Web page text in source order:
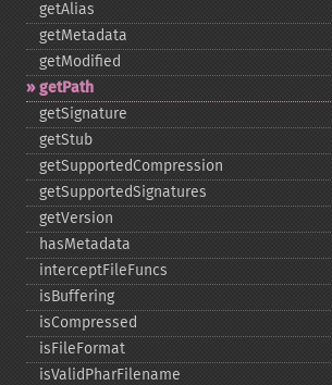
getAlias
getMetadata
getModified
getPath
getSignature
getStub
getSupportedCompression
getSupportedSignatures
getVersion
hasMetadata
interceptFileFuncs
isBuffering
isCompressed
isFileFormat
isValidPharFilename